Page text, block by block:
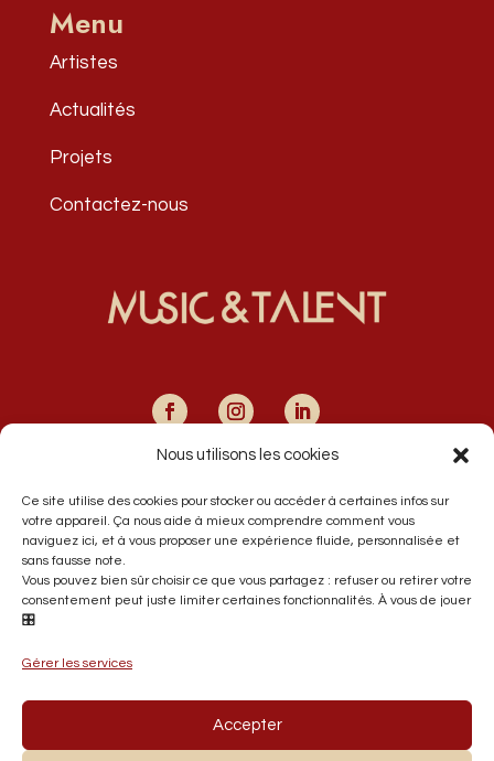
Nous utilisons les cookies
Ce site utilise des cookies pour stocker ou accéder à certaines infos sur
votre appareil. Ça nous aide à mieux comprendre comment vous
naviguez ici, et à vous proposer une expérience fluide, personnalisée et
sans fausse note.
Vous pouvez bien sûr choisir ce que vous partagez : refuser ou retirer votre
consentement peut juste limiter certaines fonctionnalités. À vous de jouer
🎛️
Gérer les services
Accepter
Menu
Artistes
Actualités
Projets
Contactez-nous
59420 Mouvaux
France
+33 6 33 86 68 06